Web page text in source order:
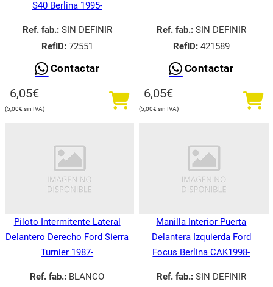
S40 Berlina 1995-
Ref. fab.:SIN DEFINIR
RefID:72551
Contactar
6,05€
5,00€
Ref. fab.:SIN DEFINIR
RefID:421589
Contactar
6,05€
5,00€
Piloto Intermitente Lateral
Delantero Derecho Ford Sierra
Turnier 1987-
Ref. fab.: BLANCO
Manilla Interior Puerta
Delantera Izquierda Ford
Focus Berlina CAK1998-
Ref. fab.:SIN DEFINIR